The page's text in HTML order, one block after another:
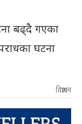
बढ्दै गएका
घटना
विज्ञापन